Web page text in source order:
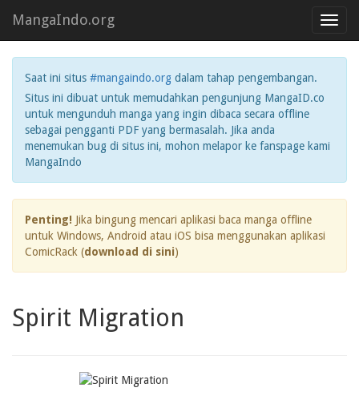
MangaIndo.org
Saat ini situs #mangaindo.org dalam tahap pengembangan.
Situs ini dibuat untuk memudahkan pengunjung MangaID.co
untuk mengunduh manga yang ingin dibaca secara offline
sebagai pengganti PDF yang bermasalah. Jika anda
menemukan bug di situs ini, mohon melapor ke fanspage kami
MangaIndo
Penting! Jika bingung mencari aplikasi baca manga offline
untuk Windows, Android atau iOS bisa menggunakan aplikasi
ComicRack (download di sini)
Spirit Migration